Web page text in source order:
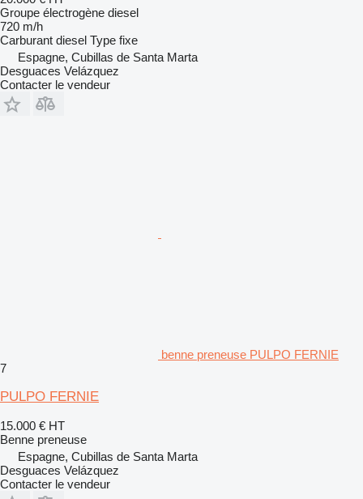
Groupe électrogène diesel
720 m/h
Carburant diesel Type fixe
Espagne, Cubillas de Santa Marta
Desguaces Velázquez
Contacter le vendeur
benne preneuse PULPO FERNIE
7
PULPO FERNIE
15.000 € HT
Benne preneuse
Espagne, Cubillas de Santa Marta
Desguaces Velázquez
Contacter le vendeur